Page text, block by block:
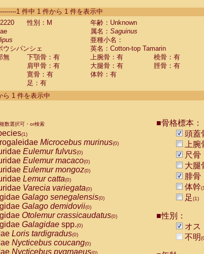
Saguinus labiatus(0)
Saguinus leucopus (0)
Saguinus nigricollis (0)
Saguinus oedipus
Saguinus weddelli
Saguinusspp.
Aotus trivirgatus
Cebus albifrons
Cebus nigrivittatus
Cebus
Saimiri boliviensis(0)
Saimiri sciureus(0)
Alouatta caraya(0)
Alouatta fusca(0)
Alouatta seniculus
Alouattaspp.(0)
Ateles belzebuth(0)
Ateles geoffroyi(0)
Ateles paniscus(0)
Atelesspp.(0)
Lagothrix lagothricha
Lagothrix lagothricha cana
Cacajao calvus rubicundus
1 件中 1 件から 1 件を表示中
性別：M
年齢：Unknown
属名： Saguinus
亜種小名：
ウシパンシェ
英名：Cotton-top Tamarin
無
下顎骨：有 上腕骨：有
橈骨：有
肩甲骨：有 大腿骨：有
脛骨：有
寛骨：有
体幹：有
足：有
ら 1 件を表示中
数選択可・or検索
(1)
Microcebus murinus(0)
Eulemur fulvus(0)
Eulemur macaco(0)
Eulemur mongoz(0)
Lemur catta(0)
Varecia variegata(0)
Galago senegalensis(0)
Galago demidovii(0)
Otolemur crassicaudatus(0)
Galagidae spp.(0)
Loris tardigradus(0)
Nycticebus coucang(0)
Nycticebus pygmaeus(0)
■骨格標本：
頭蓋
上腕
尺骨
大腿
腓骨
体幹
足(1)
■性別：
オス
不明